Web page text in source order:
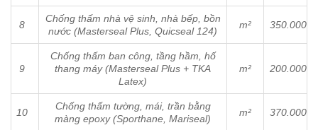
8
Chống thấm nhà vệ sinh, nhà bếp, bồn
nước (Masterseal Plus, Quicseal 124)
m² 350.000
9
Chống thấm ban công, tầng hầm, hố
thang máy (Masterseal Plus + TKA
Latex)
m² 200.000
10
Chống thấm tường, mái, trần bằng
màng epoxy (Sporthane, Mariseal)
m² 370.000